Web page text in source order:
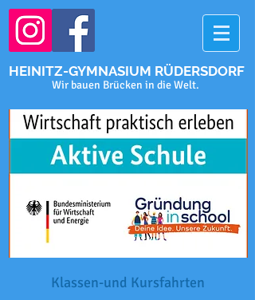
HEINITZ-GYMNASIUM RÜDERSDORF
Wir bauen Brücken in die Welt.
Klassen-und Kursfahrten